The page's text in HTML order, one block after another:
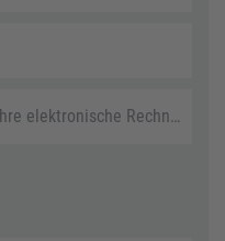
zentrale E-Mail-Adresse für all Ihre elektronische Rechnungen